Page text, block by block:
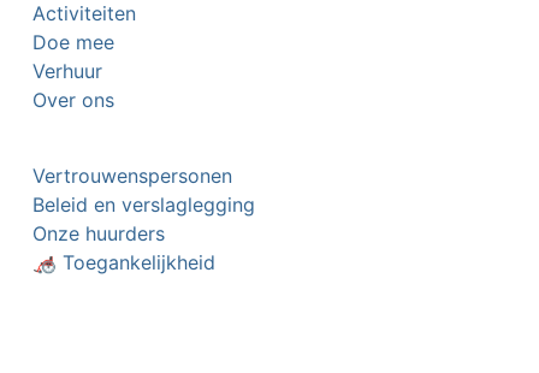
Activiteiten
Doe mee
Verhuur
Over ons
Vertrouwenspersonen
Beleid en verslaglegging
Onze huurders
🦽 Toegankelijkheid